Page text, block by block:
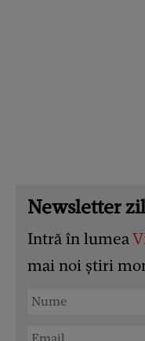
Newsletter
Intră în lumea
mai noi știri